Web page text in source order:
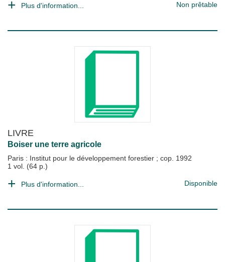
Plus d'information... Non prêtable
LIVRE
Boiser une terre agricole
Paris : Institut pour le développement forestier ; cop. 1992
1 vol. (64 p.)
Plus d'information... Disponible